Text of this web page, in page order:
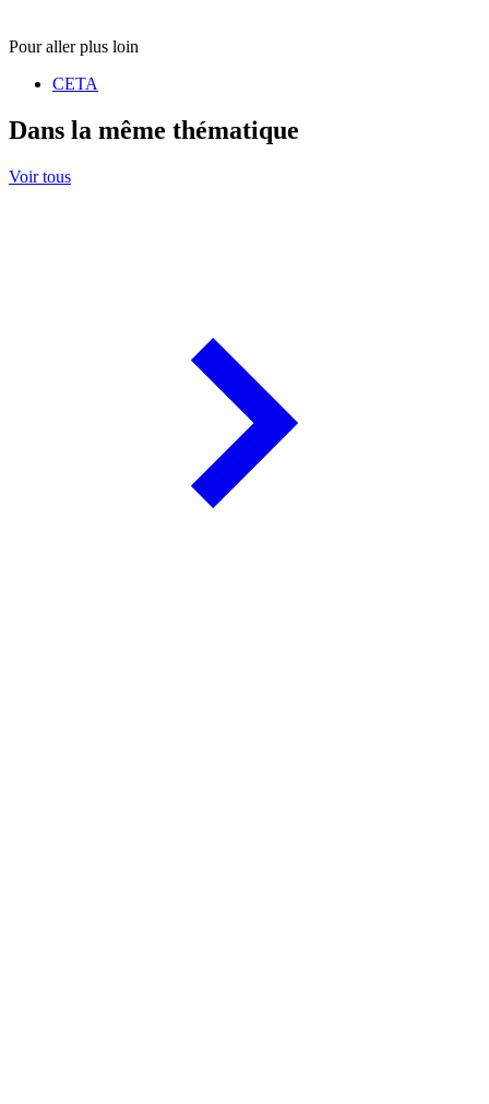
Pour aller plus loin
CETA
Dans la même thématique
Voir tous